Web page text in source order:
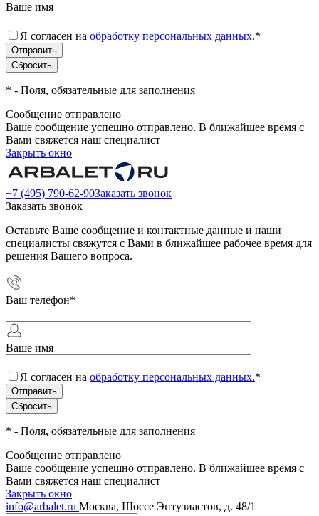
Ваше имя
Я согласен на обработку персональных данных.*
* - Поля, обязательные для заполнения
Сообщение отправлено
Ваше сообщение успешно отправлено. В ближайшее время с
Вами свяжется наш специалист
Закрыть окно
+7 (495) 790-62-90Заказать звонок
Заказать звонок
Оставьте Ваше сообщение и контактные данные и наши
специалисты свяжутся с Вами в ближайшее рабочее время для
решения Вашего вопроса.
Ваш телефон*
Ваше имя
Я согласен на обработку персональных данных.*
* - Поля, обязательные для заполнения
Сообщение отправлено
Ваше сообщение успешно отправлено. В ближайшее время с
Вами свяжется наш специалист
Закрыть окно
info@arbalet.ru Москва, Шоссе Энтузиастов, д. 48/1